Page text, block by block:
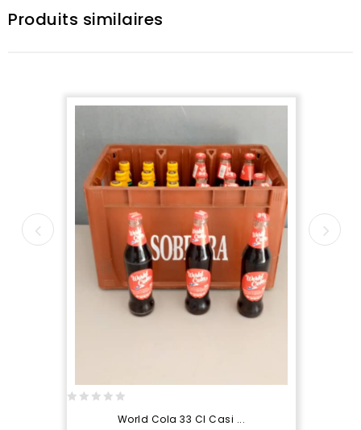
Produits similaires
World Cola 33 Cl Casi ...